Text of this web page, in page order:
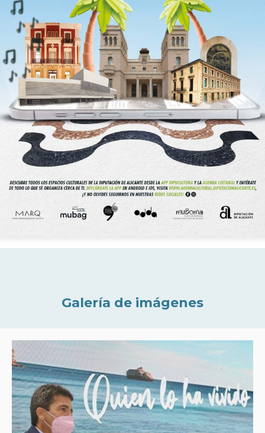
Galería de imágenes